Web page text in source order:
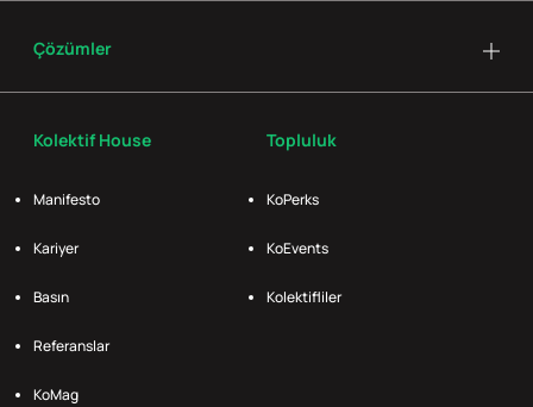
Kolektif House
Manifesto
Kariyer
Basın
Referanslar
KoMag
Topluluk
KoPerks
KoEvents
Kolektifliler
Çözümler